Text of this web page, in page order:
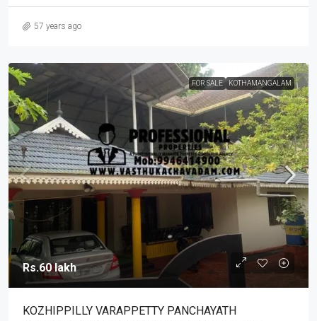
57 years ago
FOR SALE KOTHAMANGALAM
Rs.60 lakh
KOZHIPPILLY VARAPPETTY PANCHAYATH